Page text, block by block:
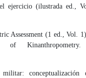
ejercicio (ilustrada ed.,
Assessment (1 ed., Vol.
of
conceptualización e